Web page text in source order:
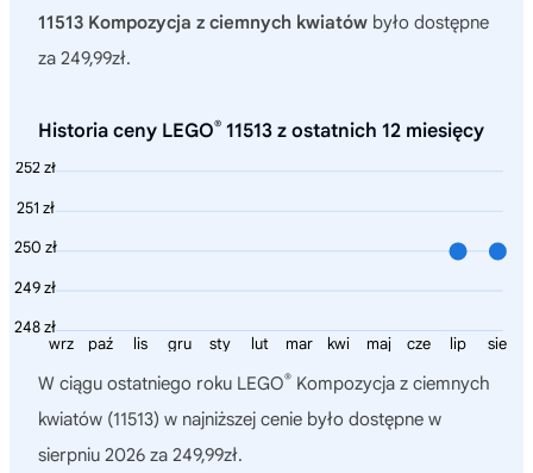
11513 Kompozycja z ciemnych kwiatów było dostępne
za 249,99zł.
Historia ceny LEGO® 11513 z ostatnich 12 miesięcy
252 zł
251 zł
250 zł
249 zł
248 zł
sie
lip
cze
maj
kwi
mar
lut
sty
gru
lis
paź
wrz
W ciągu ostatniego roku LEGO® Kompozycja z ciemnych
kwiatów (11513) w najniższej cenie było dostępne w
sierpniu 2026 za 249,99zł.